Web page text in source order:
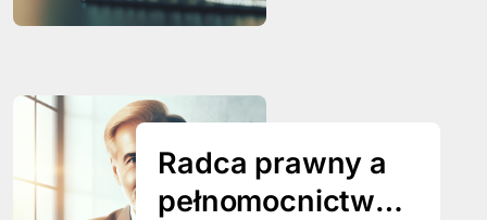
Radca prawny a
pełnomocnictwo –